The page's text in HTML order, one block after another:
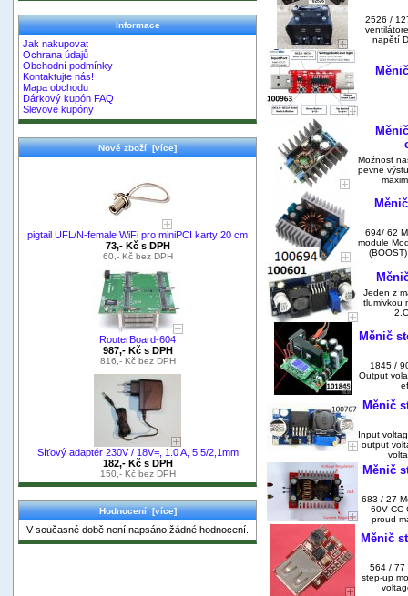
Informace
Jak nakupovat
Ochrana údajů
Obchodní podmínky
Kontaktujte nás!
Mapa obchodu
Dárkový kupón FAQ
Slevové kupóny
Nové zboží [více]
pigtail UFL/N-female WiFi pro miniPCI karty 20 cm
73,- Kč s DPH
60,- Kč bez DPH
RouterBoard-604
987,- Kč s DPH
816,- Kč bez DPH
Síťový adaptér 230V / 18V=, 1.0 A, 5,5/2,1mm
182,- Kč s DPH
150,- Kč bez DPH
Hodnocení [více]
V současné době není napsáno žádné hodnocení.
2526 /
napětí
Možnost
pevné
694/ 62
module
Jeden z
tlumivkou
Měnič
1845 /
Output
Měnič
Input
output
Měnič
683 / 27
60V CC
proud
Měnič
564 / 77
step-up